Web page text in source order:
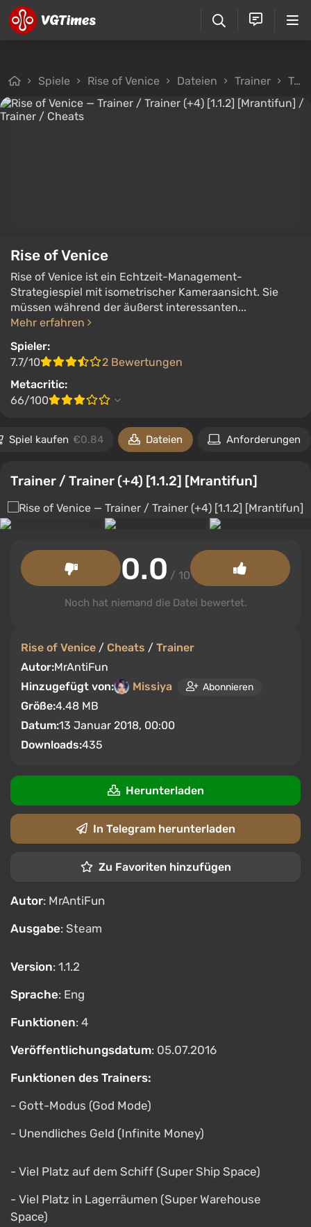
Spiele Rise of Venice Dateien Trainer Trainer / Trainer (+4) [1.1.2] [Mrantifun]
Rise of Venice
Rise of Venice ist ein Echtzeit-Management-
Strategiespiel mit isometrischer Kameraansicht. Sie
müssen während der äußerst interessanten...
Mehr erfahren
Spieler:
7.7/10
2 Bewertungen
Metacritic:
66/100
Spiel kaufen €0.84 Dateien Anforderungen
Trainer / Trainer (+4) [1.1.2] [Mrantifun]
Rise of Venice / Cheats / Trainer
Autor:MrAntiFun
Hinzugefügt von:
Missiya Abonnieren
Größe:4.48 MB
Datum:13 Januar 2018, 00:00
Downloads:435
0.0 / 10
Noch hat niemand die Datei bewertet.
Herunterladen
In Telegram herunterladen
Zu Favoriten hinzufügen
Autor: MrAntiFun
Ausgabe: Steam
Version: 1.1.2
Sprache: Eng
Funktionen: 4
Veröffentlichungsdatum: 05.07.2016
Funktionen des Trainers:
- Gott-Modus (God Mode)
- Unendliches Geld (Infinite Money)
- Viel Platz auf dem Schiff (Super Ship Space)
- Viel Platz in Lagerräumen (Super Warehouse
Space)